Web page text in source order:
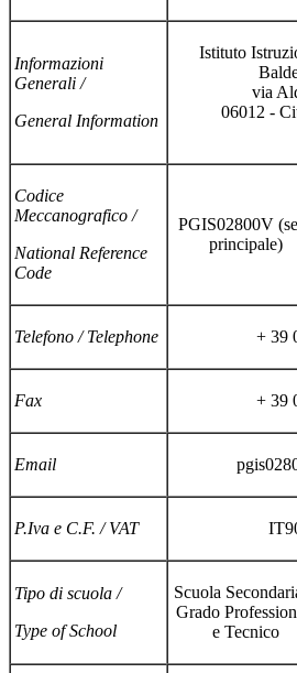
Informazioni
Generali /
General Information
Istituto
via
06012 -
Codice
Meccanografico /
National Reference
Code
PGIS02800V
principale)
Telefono / Telephone + 39
Fax + 39
Email
P.Iva e C.F. / VAT
Tipo di scuola /
Type of School
Scuola
Grado
e Tecnico